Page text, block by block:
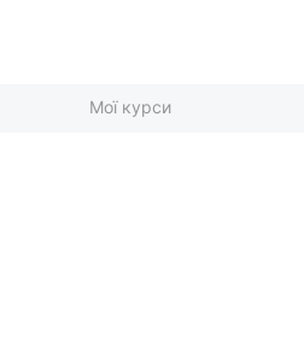
Мої курси